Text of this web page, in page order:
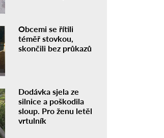
Obcemi se řítili
téměř stovkou,
skončili bez průkazů
Dodávka sjela ze
silnice a poškodila
sloup. Pro ženu letěl
vrtulník